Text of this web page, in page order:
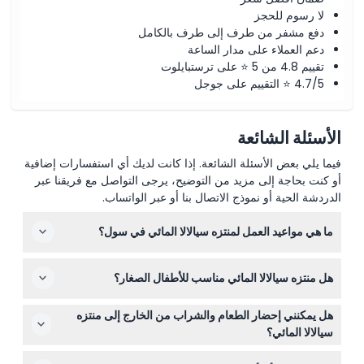
5:00 م / الجيمجيلبانغ 7:00 م)
كوري لكل ساعة في حال التجاوز
لا يُنصح بهذا النشاط لمن لديهم حالات طبية (مثل ارتفاع ضغط الدم،
الصرع، إلخ)، أو للحوامل، أو لكبار السن
نظرًا لطبيعة هذا النشاط، لا يُنصح به للأشخاص ذوي الحركة البدنية
المحدودة أو المستخدمين للكراسي المتحركة
لا يُسمح بالتدخين أو الشرب. سيُطلب منك المغادرة فورًا إذا ضبطك
أحد الموظفين.
لا رسوم للحجز
دفع مشفر من طرف إلى طرف بالكامل
دعم العملاء على مدار الساعة
تقييم 4.8 من 5 ⭐ على ترستبايلوت
4.7/5 ⭐ التقييم على جوجل
الأسئلة الشائعة
فيما يلي بعض الأسئلة الشائعة. إذا كانت لديك أي استفسارات إضافية
أو كنت بحاجة إلى مزيد من التوضيح، يرجى التواصل مع فريقنا عبر
الدردشة الحية أو نموذج الاتصال بنا أو عبر الواتساب.
ما هي مواعيد العمل لمنتزه سيالالا المائي في سول؟
7:00 مساءً لكنه مغلق أيام الثلاثاء والأربعاء (قابل للتغيير —
هل منتزه سيالالا المائي مناسب للأطفال الصغار؟
نعم، يحتوي المنتزه على منطقة مخصصة لأطفال تُسمى كيدز
لاند والدخول مجاني للأطفال من عمر 0-3 سنوات؛ الأطفال من
عمر 4 سنوات فما فوق يدفعون سعر البالغين.
هل يمكنني إحضار الطعام والشراب من الخارج إلى منتزه
سيالالا المائي؟